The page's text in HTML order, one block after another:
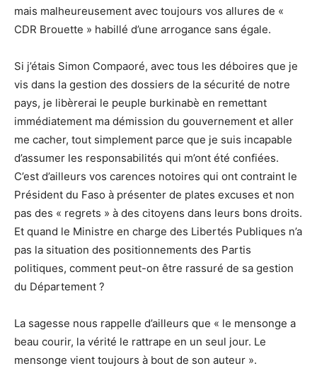
mais malheureusement avec toujours vos allures de «
CDR Brouette » habillé d’une arrogance sans égale.
Si j’étais Simon Compaoré, avec tous les déboires que je
vis dans la gestion des dossiers de la sécurité de notre
pays, je libèrerai le peuple burkinabè en remettant
immédiatement ma démission du gouvernement et aller
me cacher, tout simplement parce que je suis incapable
d’assumer les responsabilités qui m’ont été confiées.
C’est d’ailleurs vos carences notoires qui ont contraint le
Président du Faso à présenter de plates excuses et non
pas des « regrets » à des citoyens dans leurs bons droits.
Et quand le Ministre en charge des Libertés Publiques n’a
pas la situation des positionnements des Partis
politiques, comment peut-on être rassuré de sa gestion
du Département ?
La sagesse nous rappelle d’ailleurs que « le mensonge a
beau courir, la vérité le rattrape en un seul jour. Le
mensonge vient toujours à bout de son auteur ».